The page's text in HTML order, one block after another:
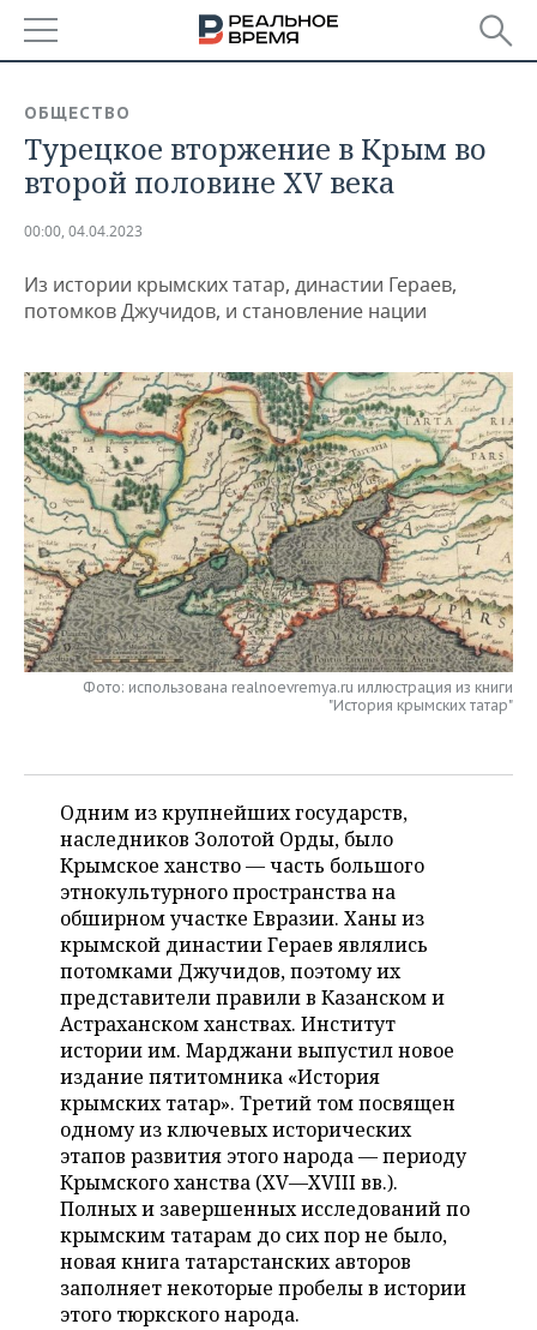
БАШКОРТОСТАН
ТАТАРСТАН
НОВОСТИ
АНАЛИТИКА
ДЕКЛАРАЦИИ О ДОХОДАХ
ВУЗЫ ТАТАРСТАНА
КОМУ ПРИНАДЛЕЖАТ
ТОРГОВЫЕ ЦЕНТРЫ
ТАТАРСТАНА
НОВОСТИ ЭКОНОМИКИ
БАНКИ
БЮДЖЕТ
ИНВЕСТИЦИИ
ПРОМЫШЛЕННОСТЬ
ПРОМЫШЛЕННОСТИ
АГРОПРОМ
МАШИНОСТРОЕНИЕ
НЕФТЕХИМИЯ
НЕФТЬ
ОПК
НОВОСТИ НЕДВИЖИМОСТИ
АВТО
НОВОСТИ АВТО
БИЗНЕС
НОВОСТИ БИЗНЕСА
РОЗНИЧНАЯ ТОРГОВЛЯ
ТРАНСПОРТ
УСЛУГИ
ТЕХНОЛОГИИ
НОВОСТИ ТЕХНОЛОГИЙ
IT
МЕДИА
МЕРОПРИЯТИЯ
НОВОСТИ МЕРОПРИЯТИЙ
ВЫЕЗДНАЯ РЕДАКЦИЯ
ONLINE-КОНФЕРЕНЦИИ
ОТКРЫТАЯ ЛЕКЦИЯ
СПОРТ
НОВОСТИ СПОРТА
ХОККЕЙ
БАСКЕТБОЛ
ВОЛЕЙБОЛ
КИБЕРСПОРТ
ФИГУРНОЕ КАТАНИЕ
ВОДНЫЕ ВИДЫ СПОРТА
ХОККЕЙ С МЯЧОМ
ОБЩЕСТВО
ВЛАСТЬ
ИНФРАСТРУКТУРА
ИСТОРИЯ
КУЛЬТУРА
МЕДИЦИНА
ОБРАЗОВАНИЕ
ПРОИСШЕСТВИЯ
СЮЖЕТЫ
СПРАВОЧНИК
СПИСОК ПЕРСОН
СПИСОК КОМПАНИЙ
ПОЛНАЯ ВЕРСИЯ
ОБЩЕСТВО
Турецкое вторжение в Крым во
второй половине XV века
00:00, 04.04.2023
Из истории крымских татар, династии Гераев,
потомков Джучидов, и становление нации
Фото: использована realnoevremya.ru иллюстрация из книги
"История крымских татар"
Одним из крупнейших государств,
наследников Золотой Орды, было
Крымское ханство — часть большого
этнокультурного пространства на
обширном участке Евразии. Ханы из
крымской династии Гераев являлись
потомками Джучидов, поэтому их
представители правили в Казанском и
Астраханском ханствах. Институт
истории им. Марджани выпустил новое
издание пятитомника «История
крымских татар». Третий том посвящен
одному из ключевых исторических
этапов развития этого народа — периоду
Крымского ханства (XV—XVIII вв.).
Полных и завершенных исследований по
крымским татарам до сих пор не было,
новая книга татарстанских авторов
заполняет некоторые пробелы в истории
этого тюркского народа.